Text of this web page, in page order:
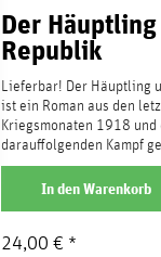
Der
Republik
Lieferbar! Der Häuptling
ist ein Roman aus den
Kriegsmonaten 1918 und
darauffolgenden Kampf
sozialistische
weiterlesen
In denWarenkorb
24,00 € *